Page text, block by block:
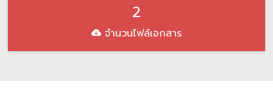
2
จำนวนไฟล์เอกสาร